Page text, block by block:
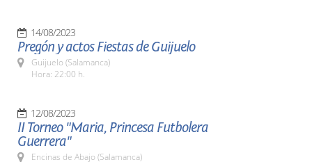
14/08/2023
Pregón y actos Fiestas de Guijuelo
Guijuelo (Salamanca)
Hora: 22:00 h.
12/08/2023
II Torneo "Maria, Princesa Futbolera
Guerrera"
Encinas de Abajo (Salamanca)